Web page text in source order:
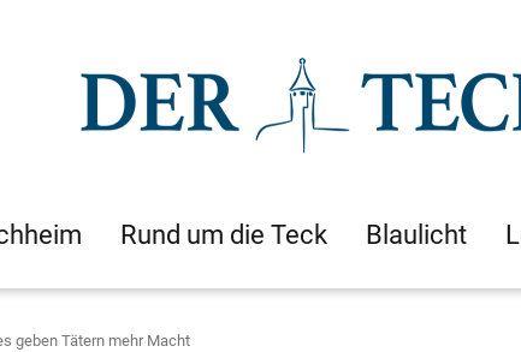
Rund um die Teck Blaulicht
geben Tätern mehr Macht